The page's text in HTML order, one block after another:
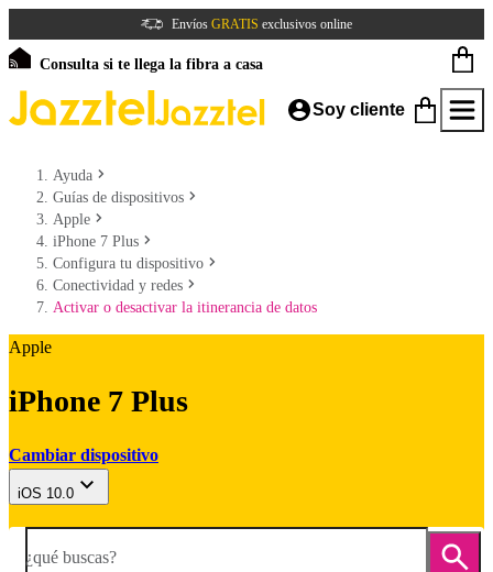
Envíos GRATIS exclusivos online
Consulta si te llega la fibra a casa
Soy cliente
Ayuda
Guías de dispositivos
Apple
iPhone 7 Plus
Configura tu dispositivo
Conectividad y redes
Activar o desactivar la itinerancia de datos
Apple
iPhone 7 Plus
Cambiar dispositivo
iOS 10.0
¿qué buscas?